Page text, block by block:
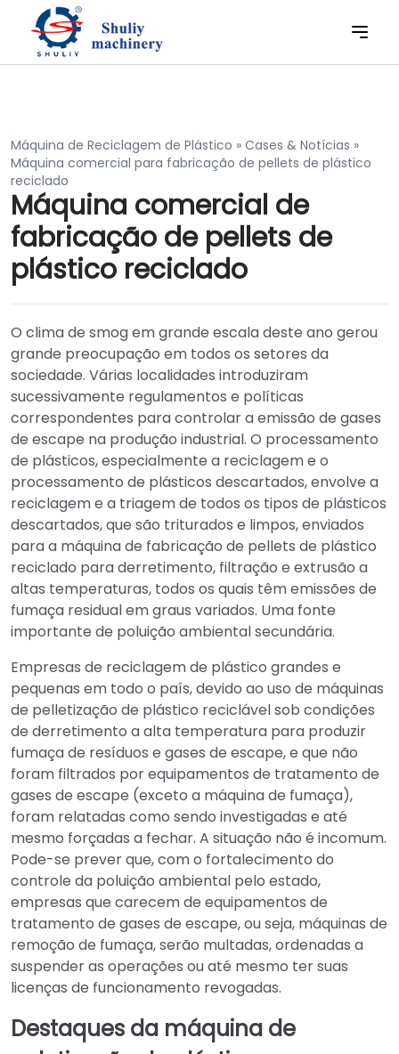
Máquina de Reciclagem de Plástico » Cases & Notícias »
Máquina comercial para fabricação de pellets de plástico
reciclado
Máquina comercial de
fabricação de pellets de
plástico reciclado
O clima de smog em grande escala deste ano gerou
grande preocupação em todos os setores da
sociedade. Várias localidades introduziram
sucessivamente regulamentos e políticas
correspondentes para controlar a emissão de gases
de escape na produção industrial. O processamento
de plásticos, especialmente a reciclagem e o
processamento de plásticos descartados, envolve a
reciclagem e a triagem de todos os tipos de plásticos
descartados, que são triturados e limpos, enviados
para a máquina de fabricação de pellets de plástico
reciclado para derretimento, filtração e extrusão a
altas temperaturas, todos os quais têm emissões de
fumaça residual em graus variados. Uma fonte
importante de poluição ambiental secundária.
Empresas de reciclagem de plástico grandes e
pequenas em todo o país, devido ao uso de máquinas
de pelletização de plástico reciclável sob condições
de derretimento a alta temperatura para produzir
fumaça de resíduos e gases de escape, e que não
foram filtrados por equipamentos de tratamento de
gases de escape (exceto a máquina de fumaça),
foram relatadas como sendo investigadas e até
mesmo forçadas a fechar. A situação não é incomum.
Pode-se prever que, com o fortalecimento do
controle da poluição ambiental pelo estado,
empresas que carecem de equipamentos de
tratamento de gases de escape, ou seja, máquinas de
remoção de fumaça, serão multadas, ordenadas a
suspender as operações ou até mesmo ter suas
licenças de funcionamento revogadas.
Destaques da máquina de